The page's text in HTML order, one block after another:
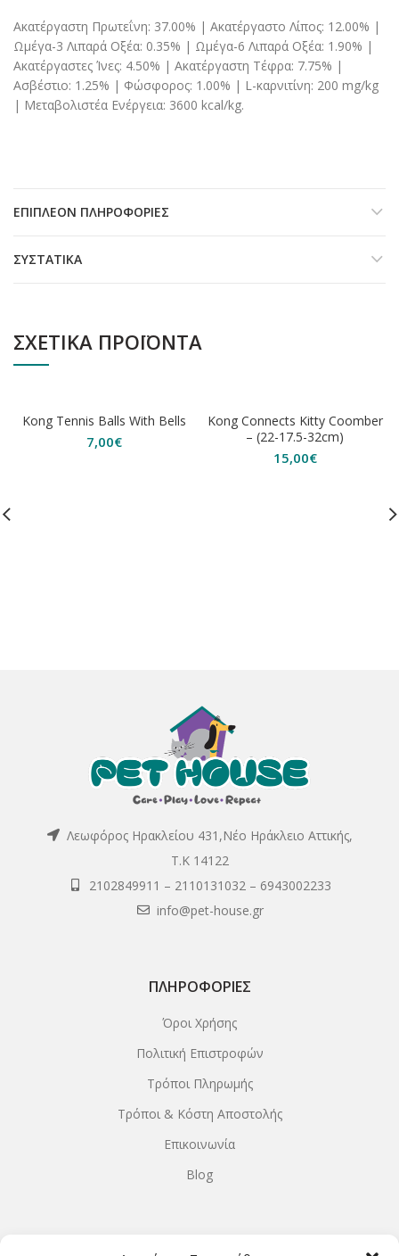
Ακατέργαστη Πρωτεΐνη: 37.00% | Ακατέργαστο Λίπος: 12.00% |
Ωμέγα-3 Λιπαρά Οξέα: 0.35% | Ωμέγα-6 Λιπαρά Οξέα: 1.90% |
Ακατέργαστες Ίνες: 4.50% | Ακατέργαστη Τέφρα: 7.75% |
Ασβέστιο: 1.25% | Φώσφορος: 1.00% | L-καρνιτίνη: 200 mg/kg
| Μεταβολιστέα Ενέργεια: 3600 kcal/kg.
ΕΠΙΠΛΈΟΝ ΠΛΗΡΟΦΟΡΊΕΣ
ΣΥΣΤΑΤΙΚΆ
ΣΧΕΤΙΚΆ ΠΡΟΪΌΝΤΑ
Kong Tennis Balls With Bells
7,00€
Kong Connects Kitty Coomber
– (22-17.5-32cm)
15,00€
Λεωφόρος Ηρακλείου 431,Νέο Ηράκλειο Αττικής,
Τ.Κ 14122
2102849911 – 2110131032 – 6943002233
info@pet-house.gr
ΠΛΗΡΟΦΟΡΊΕΣ
Όροι Χρήσης
Πολιτική Επιστροφών
Τρόποι Πληρωμής
Τρόποι & Κόστη Αποστολής
Επικοινωνία
Blog